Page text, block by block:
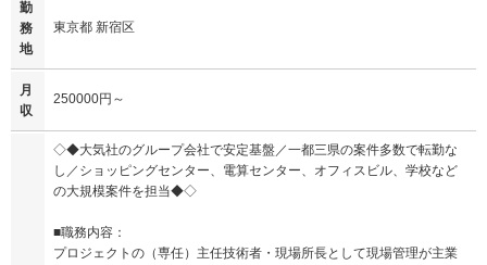
勤
務
地
東京都 新宿区
月
収
250000円～
◇◆大気社のグループ会社で安定基盤／一都三県の案件多数で転勤な
し／ショッピングセンター、電算センター、オフィスビル、学校など
の大規模案件を担当◆◇
■職務内容：
プロジェクトの（専任）主任技術者・現場所長として現場管理が主業